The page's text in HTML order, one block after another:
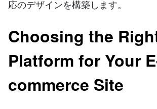
応のデザインを構築します。
Choosing the
Platform for Your
commerce Site